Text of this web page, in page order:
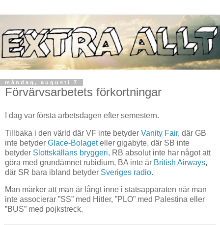
måndag, augusti 7
Förvärvsarbetets förkortningar
I dag var första arbetsdagen efter semestern.
Tillbaka i den värld där VF inte betyder Vanity Fair, där GB
inte betyder Glace-Bolageteller gigabyte, där SB inte
betyder Slottskällans bryggeri, RB absolut inte har något att
göra med grundämnet rubidium, BA inte är British Airways,
där SR bara ibland betyder Sveriges radio.
Man märker att man är långt inne i statsapparaten när man
inte associerar ”SS” med Hitler, ”PLO” med Palestina eller
”BUS” med pojkstreck.